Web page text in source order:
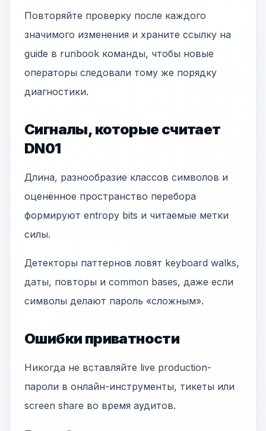
Повторяйте проверку после каждого
значимого изменения и храните ссылку на
guide в runbook команды, чтобы новые
операторы следовали тому же порядку
диагностики.
Сигналы, которые считает
DN01
Длина, разнообразие классов символов и
оценённое пространство перебора
формируют entropy bits и читаемые метки
силы.
Детекторы паттернов ловят keyboard walks,
даты, повторы и common bases, даже если
символы делают пароль «сложным».
Ошибки приватности
Никогда не вставляйте live production-
пароли в онлайн-инструменты, тикеты или
screen share во время аудитов.